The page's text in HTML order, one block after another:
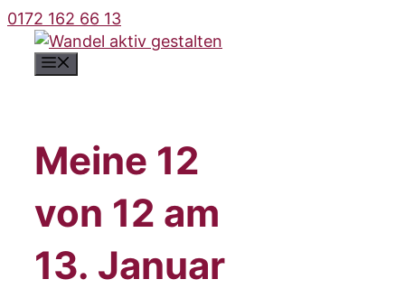
Zum
Inhalt
springen
0172 162 66 13
Meine 12
von 12 am
13. Januar